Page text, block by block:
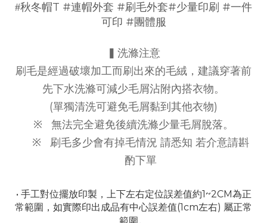
#秋冬帽T #連帽外套 #刷毛外套#少量印刷 #一件
可印 # 團體服
▍洗滌注意
刷毛是經過破壞加工而刷出來的毛絨，建議穿著前
先下水洗滌可減少毛屑沾附內搭衣物。
(單獨清洗可避免毛屑黏到其他衣物)
※
無法完全避免後續洗滌少量毛屑脫落。
※
刷毛多少會有掉毛情況 請悉知 若介意請斟
酌下單
• 手工對位擺放印製，上下左右定位誤差值約1~2CM為正
常範圍， 如實際印出成品有中心誤差值(1cm左右) 屬正常